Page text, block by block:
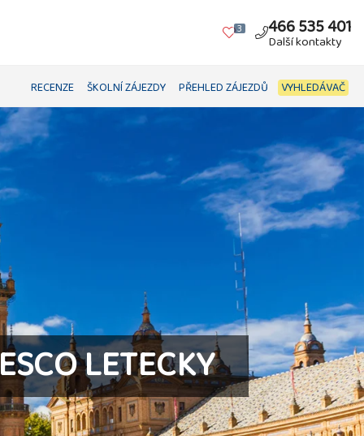
3 466 535 401
Další kontakty
RECENZE ŠKOLNÍ ZÁJEZDY PŘEHLED ZÁJEZDŮ VYHLEDÁVAČ
LETECKY